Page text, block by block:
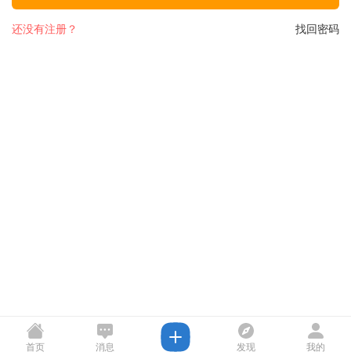
找回密码
还没有注册？
首页 消息 发现 我的